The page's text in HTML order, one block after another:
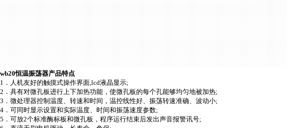
wb20恒温振荡器产品特点
1 ．人机友好的触摸式操作界面 ,lcd液晶显示;
2 ．具有对微孔板进行上下加热功能，使微孔板的每个孔能够均匀地被加热;
3 ．微处理器控制温度、转速和时间，温控线性好、振荡转速准确、波动小;
4 ．可同时显示设置和实际温度、时间和振荡速度参数;
5 ．可放2个标准酶标板和微孔板，程序运行结束后发出声音报警讯号;